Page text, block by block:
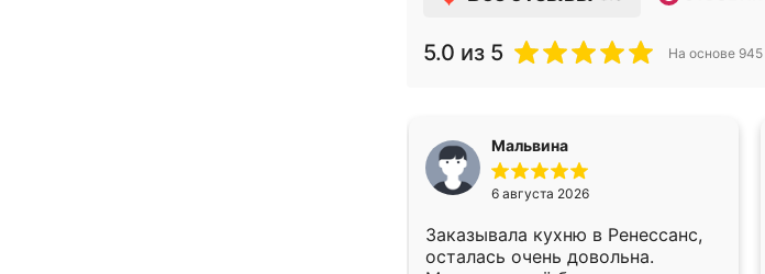
5.0 из 5 На основе 945
Мальвина
6 августа 2026
Заказывала кухню в Ренессанс,
осталась очень довольна.